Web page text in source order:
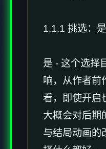
1.1.1 挑选：
是 - 这个选择
响，从作者前
看，即使开启
大概会对后期
与结局动画的